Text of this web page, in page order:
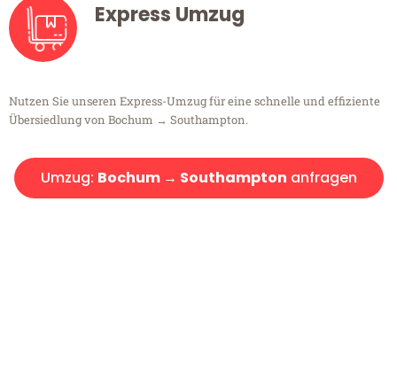
Express Umzug
Nutzen Sie unseren Express-Umzug für eine schnelle und effiziente
Übersiedlung von Bochum → Southampton.
Umzug: Bochum → Southampton anfragen